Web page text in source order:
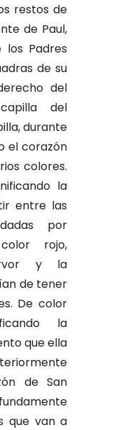
restos de
de Paul,
Padres
de su
del
del
durante
el corazón
colores.
la
entre las
por
rojo,
y la
de tener
De color
la
que ella
de San
que van a